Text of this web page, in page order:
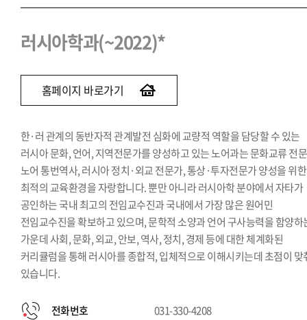
러시아학과(~2022)*
홈페이지 바로가기
한·러 관계의 동반자적 관계발전 심화에 교량적 역할을 담당할 수 있는
러시아 문화, 언어, 지역전문가를 양성하고 있는 노어과는 문화교류 전
노어 통번역사, 러시아 정치·외교 전문가, 통상·투자전문가 양성을 위한
최적의 교육환경을 자랑합니다. 뿐만 아니라 러시아학 분야에서 자타가
공인하는 국내 최고의 전임교수진과 국내에서 가장 많은 원어민
전임교수진을 확보하고 있으며, 문학적 소양과 언어 구사능력을 함양하
가운데 사회, 문화, 외교, 안보, 역사, 정치, 경제 등에 대한 체계화된
커리큘럼을 통해 러시아를 종합적, 입체적으로 이해시키는데 초점이 맞
있습니다.
전화번호 031-330-4208